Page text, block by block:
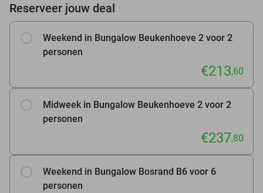
Reserveer jouw deal
Weekend in Bungalow Beukenhoeve 2 voor 2
personen
€213,60
Midweek in Bungalow Beukenhoeve 2 voor 2
personen
€237,80
Weekend in Bungalow Bosrand B6 voor 6
personen